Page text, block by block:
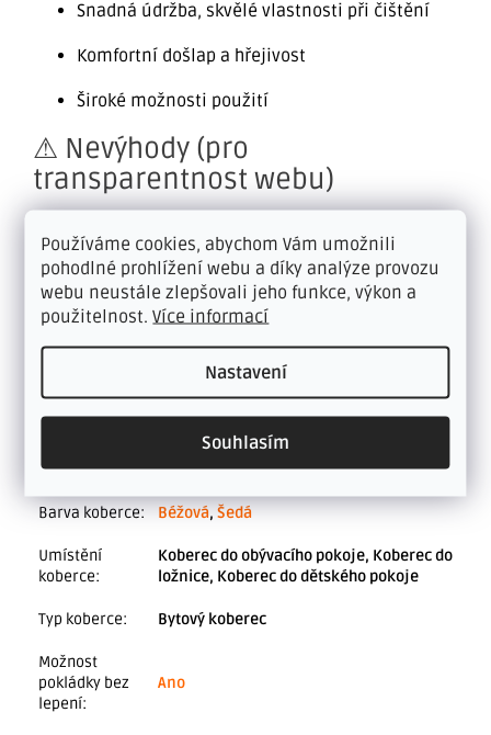
Používáme cookies, abychom Vám umožnili
pohodlné prohlížení webu a díky analýze provozu
webu neustále zlepšovali jeho funkce, výkon a
použitelnost.Více informací
Nastavení
Souhlasím
Snadná údržba, skvělé vlastnosti při čištění
Komfortní došlap a hřejivost
Široké možnosti použití
⚠ Nevýhody (pro
transparentnost webu)
„slehnout“
Nehodí se do komerčních prostor s extrémním
zatížením
Doplňkové parametry
Záruka: 2 roky
Barva koberce: Béžová, Šedá
Umístění
koberce:
Koberec do obývacího pokoje, Koberec do
ložnice, Koberec do dětského pokoje
Typ koberce: Bytový koberec
Možnost
pokládky bez
lepení:
Ano